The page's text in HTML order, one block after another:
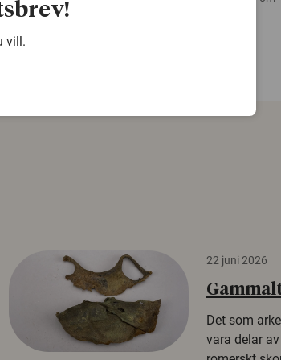
gärna vår sökfunktion!
22 juni 2026
Det som
vara delar
vill.